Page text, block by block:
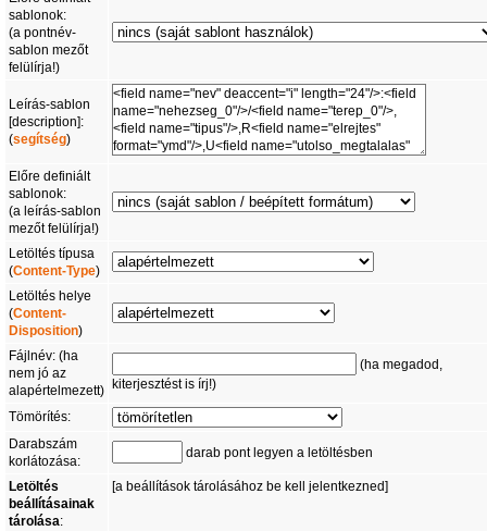
sablonok:
(a pontnév-
sablon mezőt
felülírja!)
Leírás-sablon
[description]:
(segítség)
Előre definiált
sablonok:
(a leírás-sablon
mezőt felülírja!)
Letöltés típusa
(Content-Type)
Letöltés helye
(Content-
Disposition)
Fájlnév: (ha
nem jó az
alapértelmezett)
(ha megadod,
kiterjesztést is írj!)
Tömörítés:
Darabszám
korlátozása:
darab pont legyen a letöltésben
Letöltés
beállításainak
tárolása:
[a beállítások tárolásához be kell jelentkezned]